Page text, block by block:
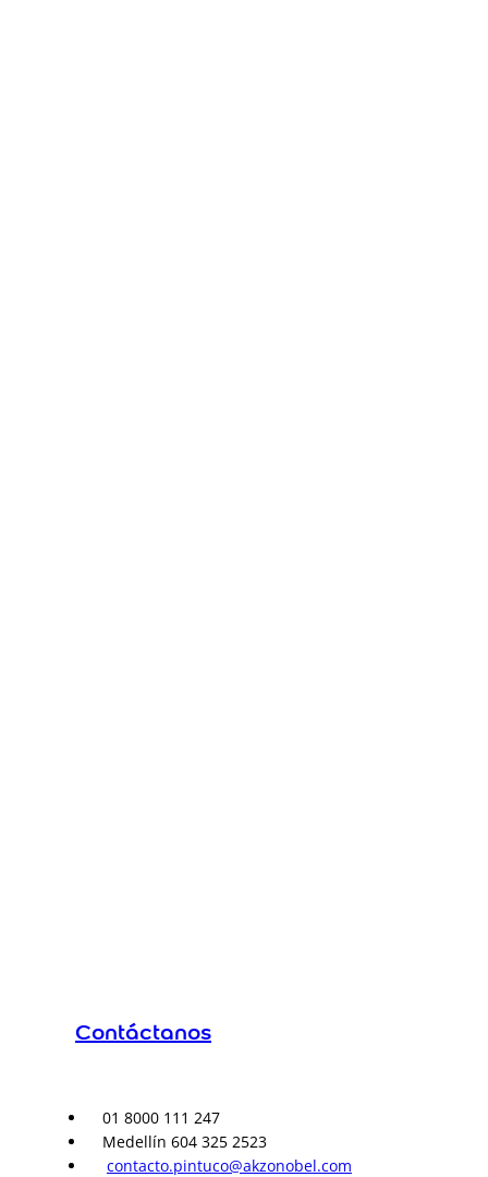
Contáctanos
01 8000 111 247
Medellín 604 325 2523
contacto.pintuco@akzonobel.com